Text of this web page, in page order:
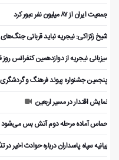
جمعیت ایران از ۸۷ میلیون نفر عبور کرد
شیخ زکزاکی: نیجریه نباید قربانی
میزبانی نیجریه از دوازدهمین
پنجمین جشنواره پیوند فرهنگ و گردشگر‌ی
نمایش اقتدار در مسیر اربعین
حماس آماده مرحله دوم آتش بس می‌شود
بیانیه سپاه پاسداران درباره حوادث اخیر در